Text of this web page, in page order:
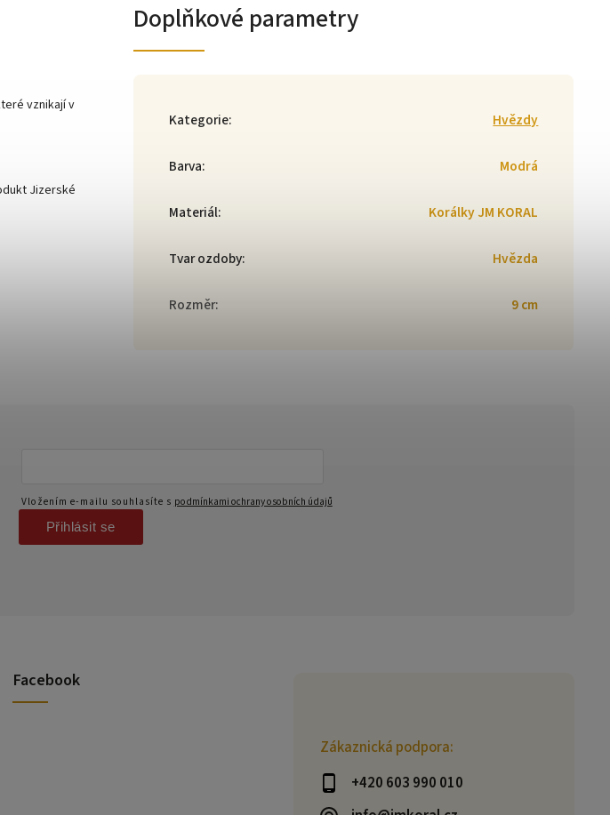
vznikají v
Jizerské
Doplňkové parametry
Kategorie: Hvězdy
Barva: Modrá
Materiál: Korálky JM KORAL
Tvar ozdoby: Hvězda
Rozměr: 9 cm
Zákaznická podpora:
+420 603 990 010
Vložením e-mailu souhlasíte s podmínkami ochrany osobních údajů
Přihlásit se
Facebook